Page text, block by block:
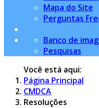
Mapa do Site
Perguntas
Banco de
Pesquisas
Você está aqui:
Página Principal
CMDCA
Resoluções